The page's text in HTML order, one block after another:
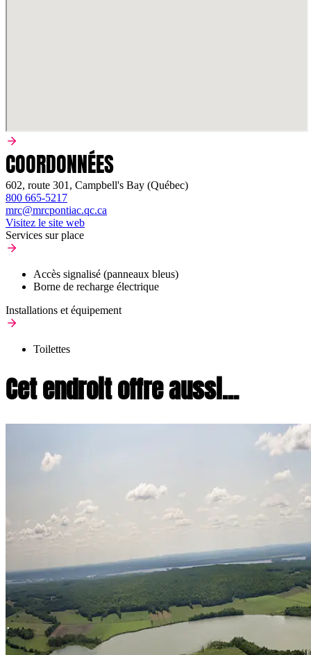
COORDONNÉES
602, route 301, Campbell's Bay (Québec)
800 665-5217
mrc@mrcpontiac.qc.ca
Visitez le site web
Services sur place
Accès signalisé (panneaux bleus)
Borne de recharge électrique
Installations et équipement
Toilettes
Cet endroit offre aussi...